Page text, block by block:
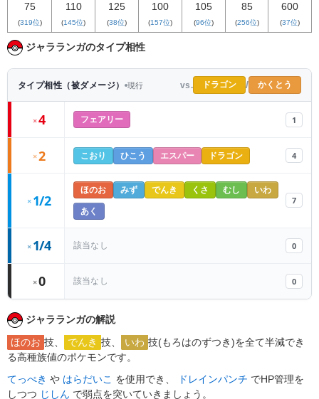
75
(319位)
110
(145位)
125
(38位)
100
(157位)
105
(96位)
85
(256位)
600
(37位)
ジャラランガのタイプ相性
タイプ相性（被ダメージ） 現行 vs. ドラゴン / かくとう
×4 フェアリー 1
×2 こおり ひこう エスパー ドラゴン 4
× 1/2
ほのお みず でんき くさ むし いわ
あく
7
× 1/4 該当なし 0
×0 該当なし 0
ジャラランガの解説
ほのお 技、 でんき 技、 いわ 技(もろはのずつき)を全て半減でき
る高種族値のポケモンです。
てっぺき や はらだいこ を使用でき、 ドレインパンチ でHP管理を
しつつ じしん で弱点を突いていきましょう。